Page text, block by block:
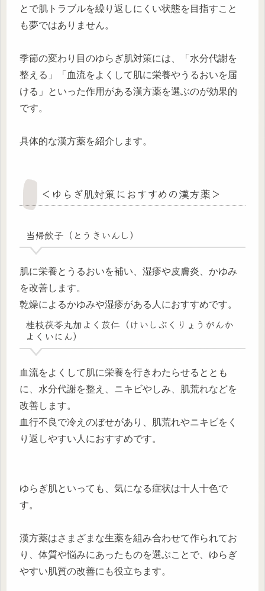
とで肌トラブルを繰り返しにくい状態を目指すこと
も夢ではありません。
季節の変わり目のゆらぎ肌対策には、「水分代謝を
整える」「血流をよくして肌に栄養やうるおいを届
ける」といった作用がある漢方薬を選ぶのが効果的
です。
具体的な漢方薬を紹介します。
＜ゆらぎ肌対策におすすめの漢方薬＞
当帰飲子（とうきいんし）
肌に栄養とうるおいを補い、湿疹や皮膚炎、かゆみ
を改善します。
乾燥によるかゆみや湿疹がある人におすすめです。
桂枝茯苓丸加よく苡仁（けいしぶくりょうがんか
よくいにん）
血流をよくして肌に栄養を行きわたらせるととも
に、水分代謝を整え、ニキビやしみ、肌荒れなどを
改善します。
血行不良で冷えのぼせがあり、肌荒れやニキビをく
り返しやすい人におすすめです。
ゆらぎ肌といっても、気になる症状は十人十色で
す。
漢方薬はさまざまな生薬を組み合わせて作られてお
り、体質や悩みにあったものを選ぶことで、ゆらぎ
やすい肌質の改善にも役立ちます。